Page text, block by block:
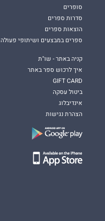
סופרים
סדרות ספרים
הוצאות ספרים
ספרים במבצעים ושיתופי פעולה
קניה באתר - שו"ת
איך לרכוש ספר באתר
GIFT CARD
ביטול עסקה
אינדיבלוג
הצהרת נגישות